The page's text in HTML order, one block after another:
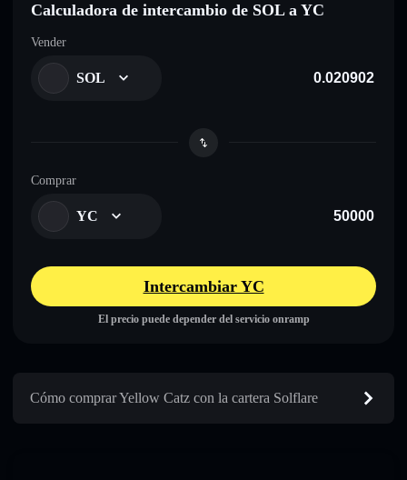
Calculadora de intercambio de SOL a YC
Vender
SOL
Comprar
YC
Intercambiar YC
El precio puede depender del servicio onramp
Cómo comprar Yellow Catz con la cartera Solflare